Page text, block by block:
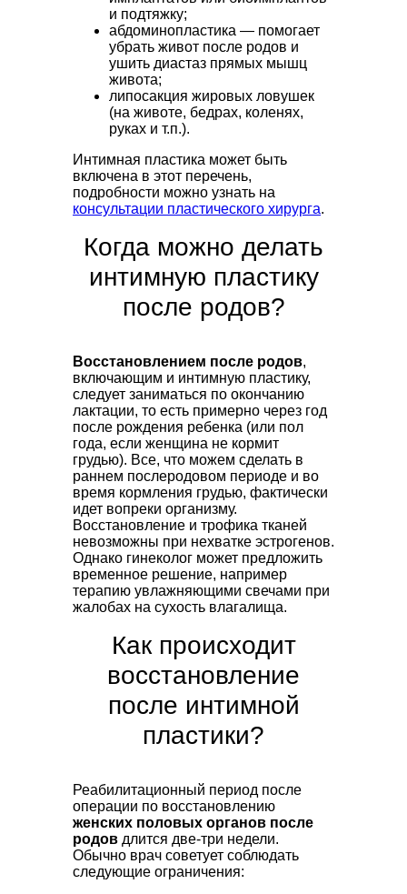
и подтяжку;
абдоминопластика — помогает
убрать живот после родов и
ушить диастаз прямых мышц
живота;
липосакция жировых ловушек
(на животе, бедрах, коленях,
руках и т.п.).
Интимная пластика может быть
включена в этот перечень,
подробности можно узнать на
консультации пластического хирурга.
Когда можно делать
интимную пластику
после родов?
Восстановлением после родов,
включающим и интимную пластику,
следует заниматься по окончанию
лактации, то есть примерно через год
после рождения ребенка (или пол
года, если женщина не кормит
грудью). Все, что можем сделать в
раннем послеродовом периоде и во
время кормления грудью, фактически
идет вопреки организму.
Восстановление и трофика тканей
невозможны при нехватке эстрогенов.
Однако гинеколог может предложить
временное решение, например
терапию увлажняющими свечами при
жалобах на сухость влагалища.
Как происходит
восстановление
после интимной
пластики?
Реабилитационный период после
операции по восстановлению
женских половых органов после
родов длится две-три недели.
Обычно врач советует соблюдать
следующие ограничения: